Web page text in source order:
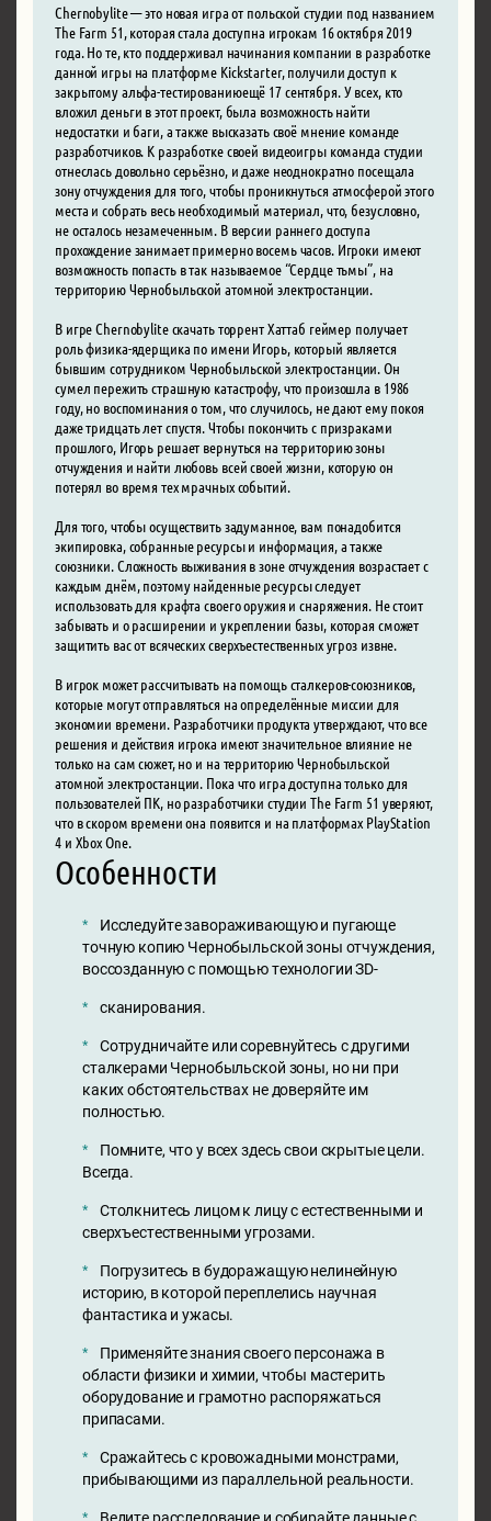
Chernobylite — это новая игра от польской студии под названием
The Farm 51, которая стала доступна игрокам 16 октября 2019
года. Но те, кто поддерживал начинания компании в разработке
данной игры на платформе Kickstarter, получили доступ к
закрытому альфа-тестированиюещё 17 сентября. У всех, кто
вложил деньги в этот проект, была возможность найти
недостатки и баги, а также высказать своё мнение команде
разработчиков. К разработке своей видеоигры команда студии
отнеслась довольно серьёзно, и даже неоднократно посещала
зону отчуждения для того, чтобы проникнуться атмосферой этого
места и собрать весь необходимый материал, что, безусловно,
не осталось незамеченным. В версии раннего доступа
прохождение занимает примерно восемь часов. Игроки имеют
возможность попасть в так называемое “Сердце тьмы”, на
территорию Чернобыльской атомной электростанции.
В игре Chernobylite скачать торрент Хаттаб геймер получает
роль физика-ядерщика по имени Игорь, который является
бывшим сотрудником Чернобыльской электростанции. Он
сумел пережить страшную катастрофу, что произошла в 1986
году, но воспоминания о том, что случилось, не дают ему покоя
даже тридцать лет спустя. Чтобы покончить с призраками
прошлого, Игорь решает вернуться на территорию зоны
отчуждения и найти любовь всей своей жизни, которую он
потерял во время тех мрачных событий.
Для того, чтобы осуществить задуманное, вам понадобится
экипировка, собранные ресурсы и информация, а также
союзники. Сложность выживания в зоне отчуждения возрастает с
каждым днём, поэтому найденные ресурсы следует
использовать для крафта своего оружия и снаряжения. Не стоит
забывать и о расширении и укреплении базы, которая сможет
защитить вас от всяческих сверхъестественных угроз извне.
В игрок может рассчитывать на помощь сталкеров-союзников,
которые могут отправляться на определённые миссии для
экономии времени. Разработчики продукта утверждают, что все
решения и действия игрока имеют значительное влияние не
только на сам сюжет, но и на территорию Чернобыльской
атомной электростанции. Пока что игра доступна только для
пользователей ПК, но разработчики студии The Farm 51 уверяют,
что в скором времени она появится и на платформах PlayStation
4 и Xbox One.
Особенности
Исследуйте завораживающую и пугающе
точную копию Чернобыльской зоны отчуждения,
воссозданную с помощью технологии ЗD-
сканирования.
Сотрудничайте или соревнуйтесь с другими
сталкерами Чернобыльской зоны, но ни при
каких обстоятельствах не доверяйте им
полностью.
Помните, что у всех здесь свои скрытые цели.
Всегда.
Столкнитесь лицом к лицу с естественными и
сверхъестественными угрозами.
Погрузитесь в будоражащую нелинейную
историю, в которой переплелись научная
фантастика и ужасы.
Применяйте знания своего персонажа в
области физики и химии, чтобы мастерить
оборудование и грамотно распоряжаться
припасами.
Сражайтесь с кровожадными монстрами,
прибывающими из параллельной реальности.